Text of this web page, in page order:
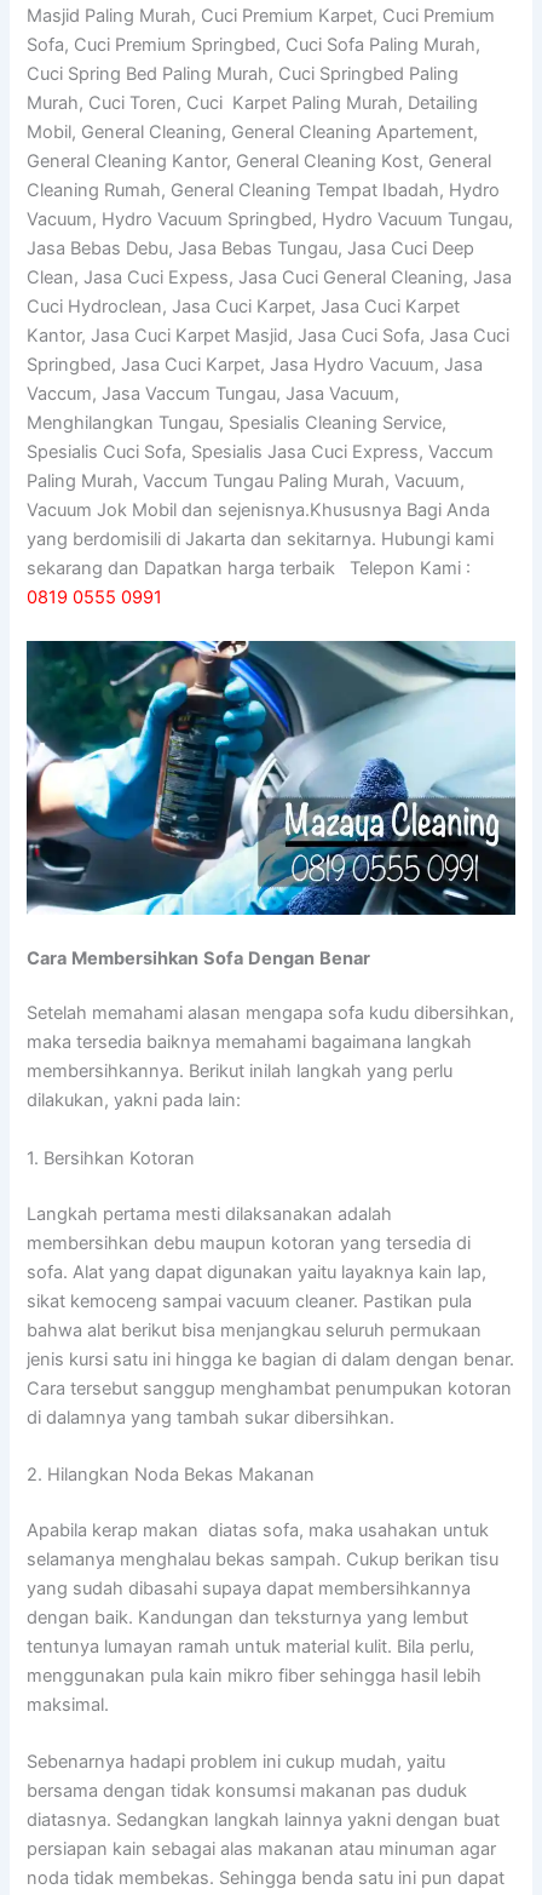
Masjid Paling Murah, Cuci Premium Karpet, Cuci Premium
Sofa, Cuci Premium Springbed, Cuci Sofa Paling Murah,
Cuci Spring Bed Paling Murah, Cuci Springbed Paling
Murah, Cuci Toren, Cuci Karpet Paling Murah, Detailing
Mobil, General Cleaning, General Cleaning Apartement,
General Cleaning Kantor, General Cleaning Kost, General
Cleaning Rumah, General Cleaning Tempat Ibadah, Hydro
Vacuum, Hydro Vacuum Springbed, Hydro Vacuum Tungau,
Jasa Bebas Debu, Jasa Bebas Tungau, Jasa Cuci Deep
Clean, Jasa Cuci Expess, Jasa Cuci General Cleaning, Jasa
Cuci Hydroclean, Jasa Cuci Karpet, Jasa Cuci Karpet
Kantor, Jasa Cuci Karpet Masjid, Jasa Cuci Sofa, Jasa Cuci
Springbed, Jasa Cuci Karpet, Jasa Hydro Vacuum, Jasa
Vaccum, Jasa Vaccum Tungau, Jasa Vacuum,
Menghilangkan Tungau, Spesialis Cleaning Service,
Spesialis Cuci Sofa, Spesialis Jasa Cuci Express, Vaccum
Paling Murah, Vaccum Tungau Paling Murah, Vacuum,
Vacuum Jok Mobil dan sejenisnya.Khususnya Bagi Anda
yang berdomisili di Jakarta dan sekitarnya. Hubungi kami
sekarang dan Dapatkan harga terbaik Telepon Kami :
0819 0555 0991
Cara Membersihkan Sofa Dengan Benar
Setelah memahami alasan mengapa sofa kudu dibersihkan,
maka tersedia baiknya memahami bagaimana langkah
membersihkannya. Berikut inilah langkah yang perlu
dilakukan, yakni pada lain:
1. Bersihkan Kotoran
Langkah pertama mesti dilaksanakan adalah
membersihkan debu maupun kotoran yang tersedia di
sofa. Alat yang dapat digunakan yaitu layaknya kain lap,
sikat kemoceng sampai vacuum cleaner. Pastikan pula
bahwa alat berikut bisa menjangkau seluruh permukaan
jenis kursi satu ini hingga ke bagian di dalam dengan benar.
Cara tersebut sanggup menghambat penumpukan kotoran
di dalamnya yang tambah sukar dibersihkan.
2. Hilangkan Noda Bekas Makanan
Apabila kerap makan diatas sofa, maka usahakan untuk
selamanya menghalau bekas sampah. Cukup berikan tisu
yang sudah dibasahi supaya dapat membersihkannya
dengan baik. Kandungan dan teksturnya yang lembut
tentunya lumayan ramah untuk material kulit. Bila perlu,
menggunakan pula kain mikro fiber sehingga hasil lebih
maksimal.
Sebenarnya hadapi problem ini cukup mudah, yaitu
bersama dengan tidak konsumsi makanan pas duduk
diatasnya. Sedangkan langkah lainnya yakni dengan buat
persiapan kain sebagai alas makanan atau minuman agar
noda tidak membekas. Sehingga benda satu ini pun dapat